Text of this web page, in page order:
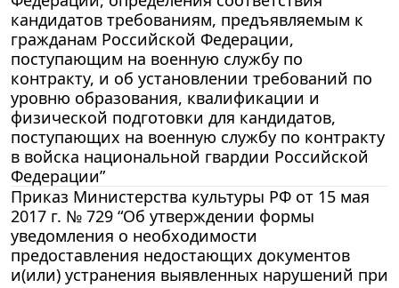
кандидатов требованиям, предъявляемым к
гражданам Российской Федерации,
поступающим на военную службу по
контракту, и об установлении требований по
уровню образования, квалификации и
физической подготовки для кандидатов,
поступающих на военную службу по контракту
в войска национальной гвардии Российской
Федерации”
Приказ Министерства культуры РФ от 15 мая
2017 г. № 729 “Об утверждении формы
уведомления о необходимости
предоставления недостающих документов
и(или) устранения выявленных нарушений при